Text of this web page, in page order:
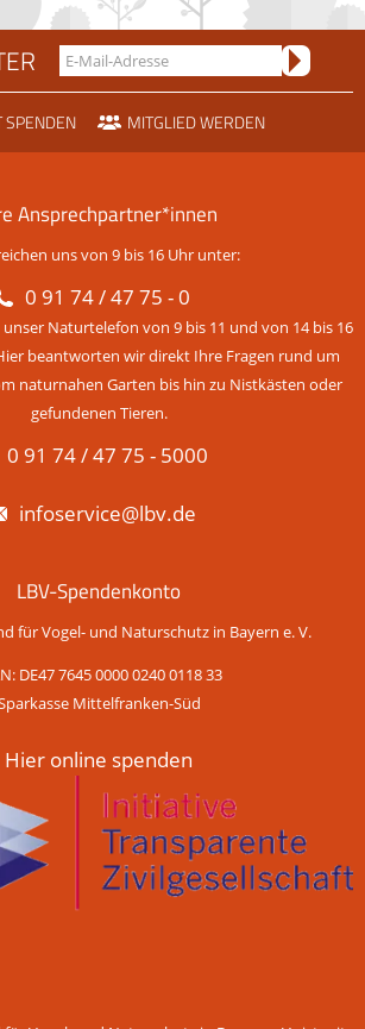
SPENDEN MITGLIED WERDEN
Ansprechpartner*innen
uns von 9 bis 16 Uhr unter:
0 91 74 / 47 75 - 0
Naturtelefon von 9 bis 11 und von 14 bis 16
beantworten wir direkt Ihre Fragen rund um
naturnahen Garten bis hin zu Nistkästen oder
gefundenen Tieren.
0 91 74 / 47 75 - 5000
infoservice@lbv.de
LBV-Spendenkonto
für Vogel- und Naturschutz in Bayern e. V.
DE47 7645 0000 0240 0118 33
Mittelfranken-Süd
Hier online spenden